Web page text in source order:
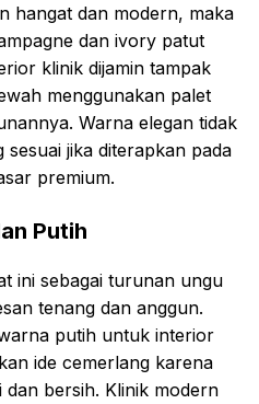
hangat dan modern, maka
dan ivory patut
klinik dijamin tampak
menggunakan palet
Warna elegan tidak
jika diterapkan pada
premium.
Putih
ini sebagai turunan ungu
tenang dan anggun.
putih untuk interior
ide cemerlang karena
bersih. Klinik modern